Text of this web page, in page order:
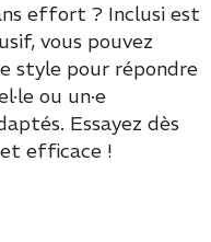
effort ? Inclusi est
vous pouvez
style pour répondre
ou un·e
Essayez dès
efficace !